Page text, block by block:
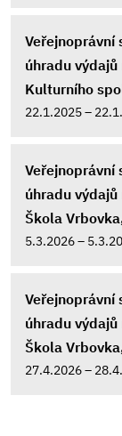
Veřejnoprávní
úhradu
Kulturního
22.1.2025 –
Veřejnoprávní
úhradu
Škola
5.3.2026 –
Veřejnoprávní
úhradu
Škola
27.4.2026 –